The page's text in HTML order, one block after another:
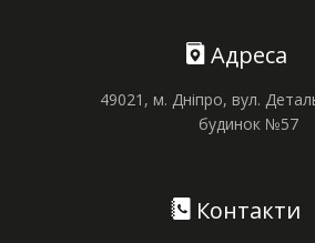
Адреса
49021, м. Дніпро, вул.
будинок №57
Контакти